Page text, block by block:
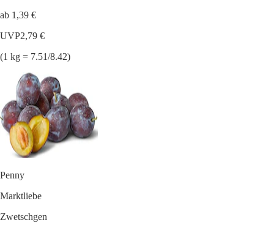
ab 1,39 €
UVP2,79 €
(1 kg = 7.51/8.42)
Penny
Marktliebe
Zwetschgen